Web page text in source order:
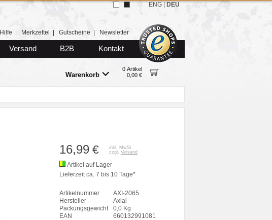
Hilfe Merkzettel Gutscheine Newsletter
Versand B2B Kontakt
Warenkorb
0 Artikel
0,00 €
ENG DEU
16,99 €
inkl. MwSt.
zzgl. Versand
Artikel auf Lager
Lieferzeit ca. 7 bis 10 Tage*
Artikelnummer
AXI-2065
Hersteller
Axial
Packungsgewicht
0,0 Kg
EAN
660132991081